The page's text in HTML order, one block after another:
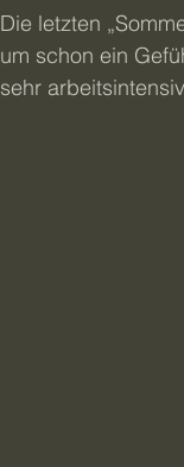
Die letzten
um schon ein
sehr